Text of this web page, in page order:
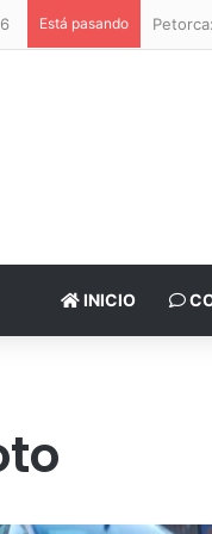
Está pasando
INICIO